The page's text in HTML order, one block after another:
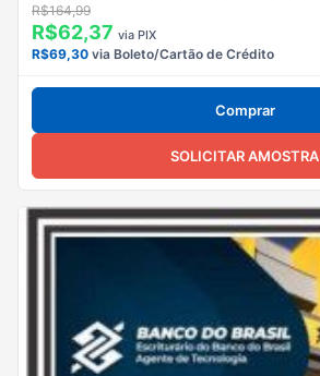
R$164,99
R$62,37 via PIX
R$69,30 via Boleto/Cartão de Crédito
Comprar
SOLICITAR AMOSTRA